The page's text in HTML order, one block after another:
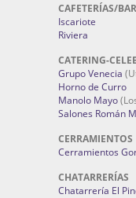
CAFETERÍAS/
Iscariote
Riviera
CATERING-
Grupo Venecia
Horno de Curro
Manolo Mayo
Salones Román
CERRAMIENTOS
Cerramientos
CHATARRERÍAS
Chatarrería El